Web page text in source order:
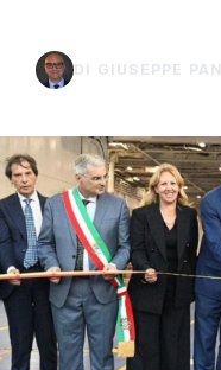
DI GIUSEPPE